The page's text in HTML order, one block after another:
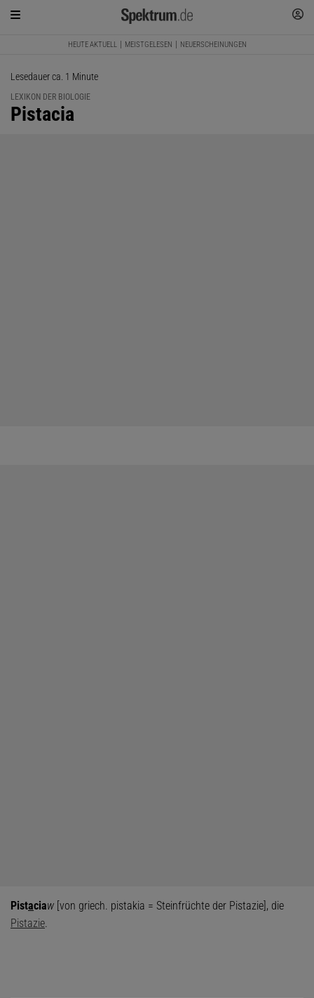
HEUTE AKTUELL MEISTGELESEN NEUERSCHEINUNGEN
Lesedauer ca. 1 Minute
LEXIKON DER BIOLOGIE
:
Pistacia
Pistaciaw [von griech. pistakia = Steinfrüchte der Pistazie], die
Pistazie.